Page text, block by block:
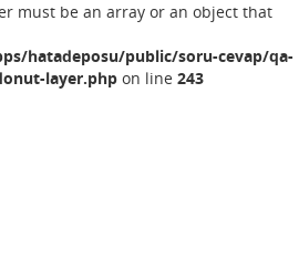
must be an array or an object that
hatadeposu/public/soru-cevap/qa-
layer.php on line 243